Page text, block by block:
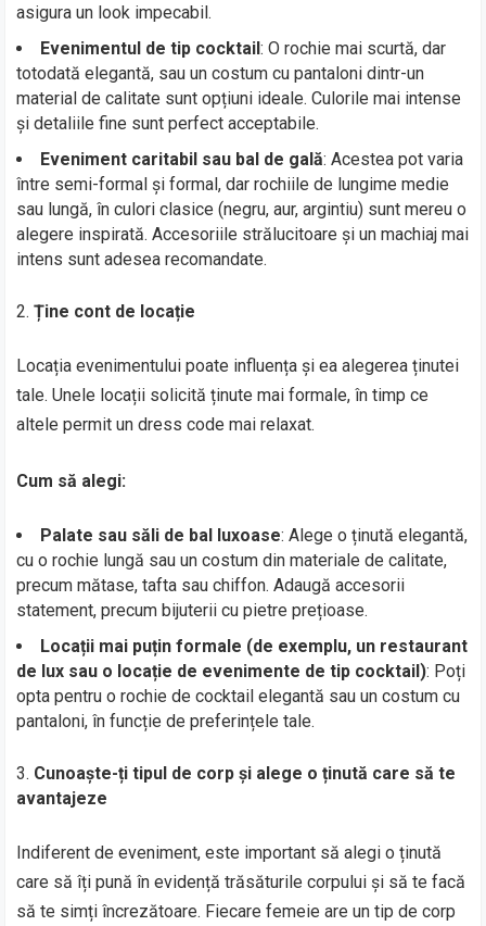
asigura un look impecabil.
Evenimentul de tip cocktail: O rochie mai scurtă, dar
totodată elegantă, sau un costum cu pantaloni dintr-un
material de calitate sunt opțiuni ideale. Culorile mai intense
și detaliile fine sunt perfect acceptabile.
Eveniment caritabil sau bal de gală: Acestea pot varia
între semi-formal și formal, dar rochiile de lungime medie
sau lungă, în culori clasice (negru, aur, argintiu) sunt mereu o
alegere inspirată. Accesoriile strălucitoare și un machiaj mai
intens sunt adesea recomandate.
Ține cont de locație
Locația evenimentului poate influența și ea alegerea ținutei
tale. Unele locații solicită ținute mai formale, în timp ce
altele permit un dress code mai relaxat.
Cum să alegi:
Palate sau săli de bal luxoase: Alege o ținută elegantă,
cu o rochie lungă sau un costum din materiale de calitate,
precum mătase, tafta sau chiffon. Adaugă accesorii
statement, precum bijuterii cu pietre prețioase.
Locații mai puțin formale (de exemplu, un restaurant
de lux sau o locație de evenimente de tip cocktail): Poți
opta pentru o rochie de cocktail elegantă sau un costum cu
pantaloni, în funcție de preferințele tale.
Cunoaște-ți tipul de corp și alege o ținută care să te
avantajeze
Indiferent de eveniment, este important să alegi o ținută
care să îți pună în evidență trăsăturile corpului și să te facă
să te simți încrezătoare. Fiecare femeie are un tip de corp